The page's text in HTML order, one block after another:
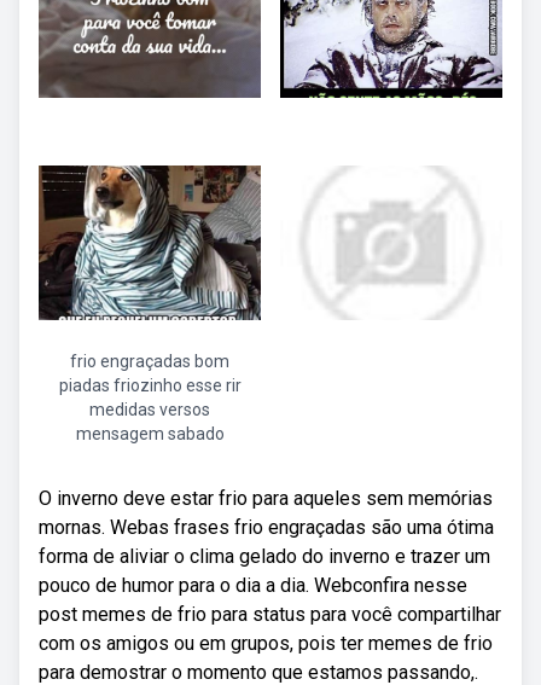
frio engraçadas bom
piadas friozinho esse rir
medidas versos
mensagem sabado
O inverno deve estar frio para aqueles sem memórias
mornas. Webas frases frio engraçadas são uma ótima
forma de aliviar o clima gelado do inverno e trazer um
pouco de humor para o dia a dia. Webconfira nesse
post memes de frio para status para você compartilhar
com os amigos ou em grupos, pois ter memes de frio
para demostrar o momento que estamos passando,.